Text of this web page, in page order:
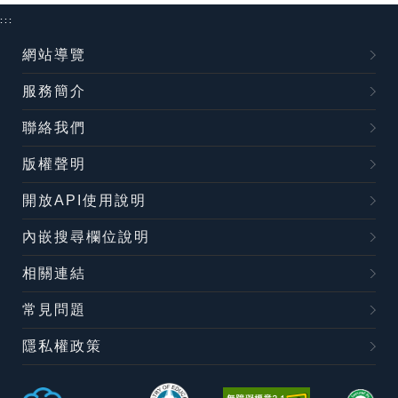
:::
網站導覽
服務簡介
聯絡我們
版權聲明
開放API使用說明
內嵌搜尋欄位說明
相關連結
常見問題
隱私權政策